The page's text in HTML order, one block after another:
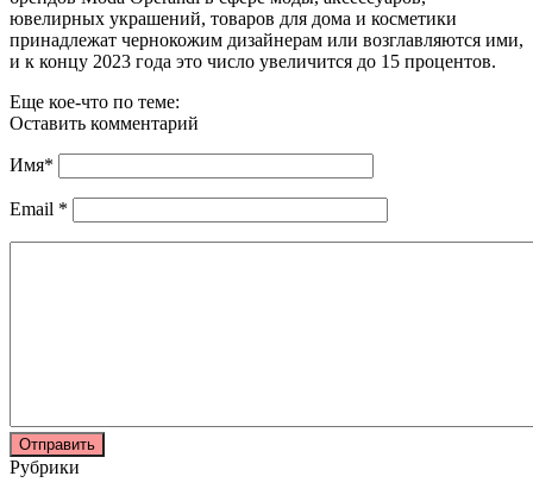
ювелирных украшений, товаров для дома и косметики
принадлежат чернокожим дизайнерам или возглавляются ими,
и к концу 2023 года это число увеличится до 15 процентов.
Еще кое-что по теме:
Оставить комментарий
Имя*
Email *
Рубрики